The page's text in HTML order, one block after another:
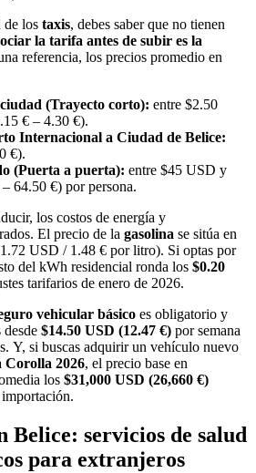
de los taxis, debes saber que no tienen
la tarifa antes de subir es la
referencia, los precios promedio en
(Trayecto corto): entre $2.50
€ – 4.30 €).
Internacional a Ciudad de Belice:
€).
(Puerta a puerta): entre $45 USD y
64.50 €) por persona.
los costos de energía y
El precio de la gasolina se sitúa en
USD / 1.48 € por litro). Si optas por
del kWh residencial ronda los $0.20
tarifarios de enero de 2026.
vehicular básico es obligatorio y
$14.50 USD (12.47 €) por semana
Y, si buscas adquirir un vehículo nuevo
Corolla 2026, el precio base en
los $31,000 USD (26,660 €)
Belice: servicios de salud
para extranjeros